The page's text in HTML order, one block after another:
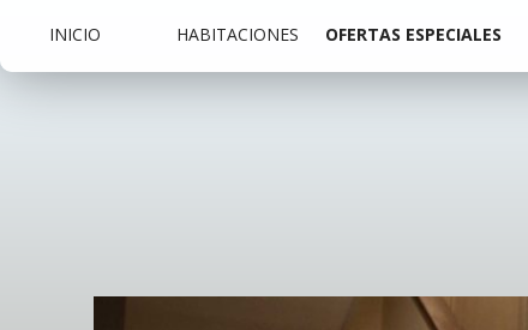
INICIO HABITACIONES OFERTAS ESPECIALES